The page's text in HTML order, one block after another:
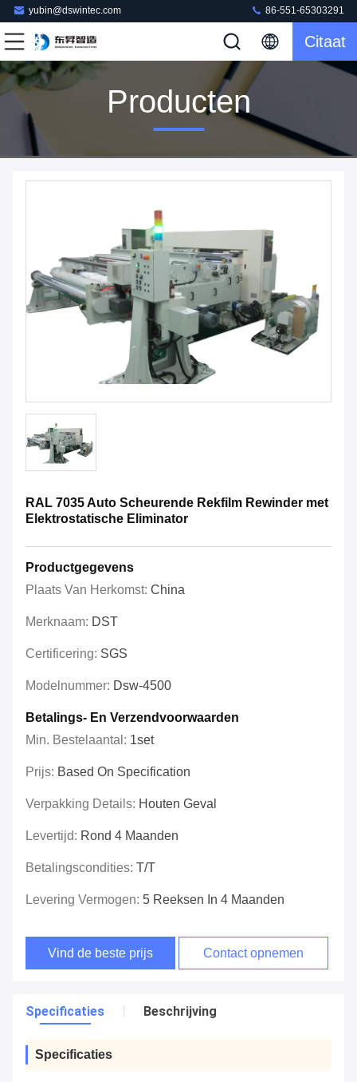
yubin@dswintec.com 86-551-65303291
Citaat
Producten
RAL 7035 Auto Scheurende Rekfilm Rewinder met
Elektrostatische Eliminator
Productgegevens
Plaats Van Herkomst: China
Merknaam: DST
Certificering: SGS
Modelnummer: Dsw-4500
Betalings- En Verzendvoorwaarden
Min. Bestelaantal: 1set
Prijs: Based On Specification
Verpakking Details: Houten Geval
Levertijd: Rond 4 Maanden
Betalingscondities: T/T
Levering Vermogen: 5 Reeksen In 4 Maanden
Vind de beste prijs Contact opnemen
Specificaties Beschrijving
Specificaties